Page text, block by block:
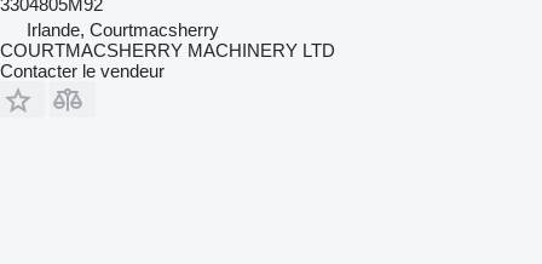
3304805M92
Irlande, Courtmacsherry
COURTMACSHERRY MACHINERY LTD
Contacter le vendeur